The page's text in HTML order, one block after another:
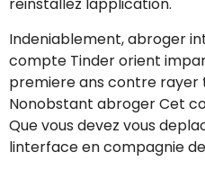
reinstallez lapplication.
Indeniablement, abroger
compte Tinder orient
premiere ans contre rayer
Nonobstant abroger Cet
Que vous devez vous
linterface en compagnie